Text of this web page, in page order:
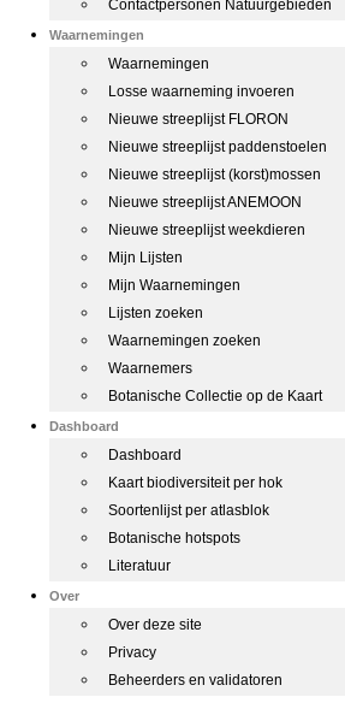
Contactpersonen Natuurgebieden
Waarnemingen
Waarnemingen
Losse waarneming invoeren
Nieuwe streeplijst FLORON
Nieuwe streeplijst paddenstoelen
Nieuwe streeplijst (korst)mossen
Nieuwe streeplijst ANEMOON
Nieuwe streeplijst weekdieren
Mijn Lijsten
Mijn Waarnemingen
Lijsten zoeken
Waarnemingen zoeken
Waarnemers
Botanische Collectie op de Kaart
Dashboard
Dashboard
Kaart biodiversiteit per hok
Soortenlijst per atlasblok
Botanische hotspots
Literatuur
Over
Over deze site
Privacy
Beheerders en validatoren